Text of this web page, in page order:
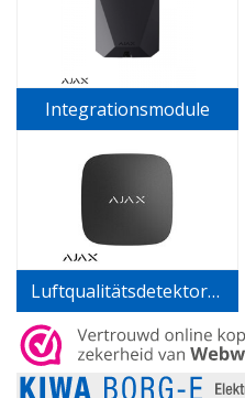
Integrationsmodule
Luftqualitätsdetektoren